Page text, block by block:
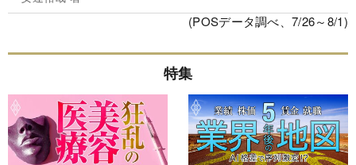
(POSデータ調べ、7/26～8/1)
特集